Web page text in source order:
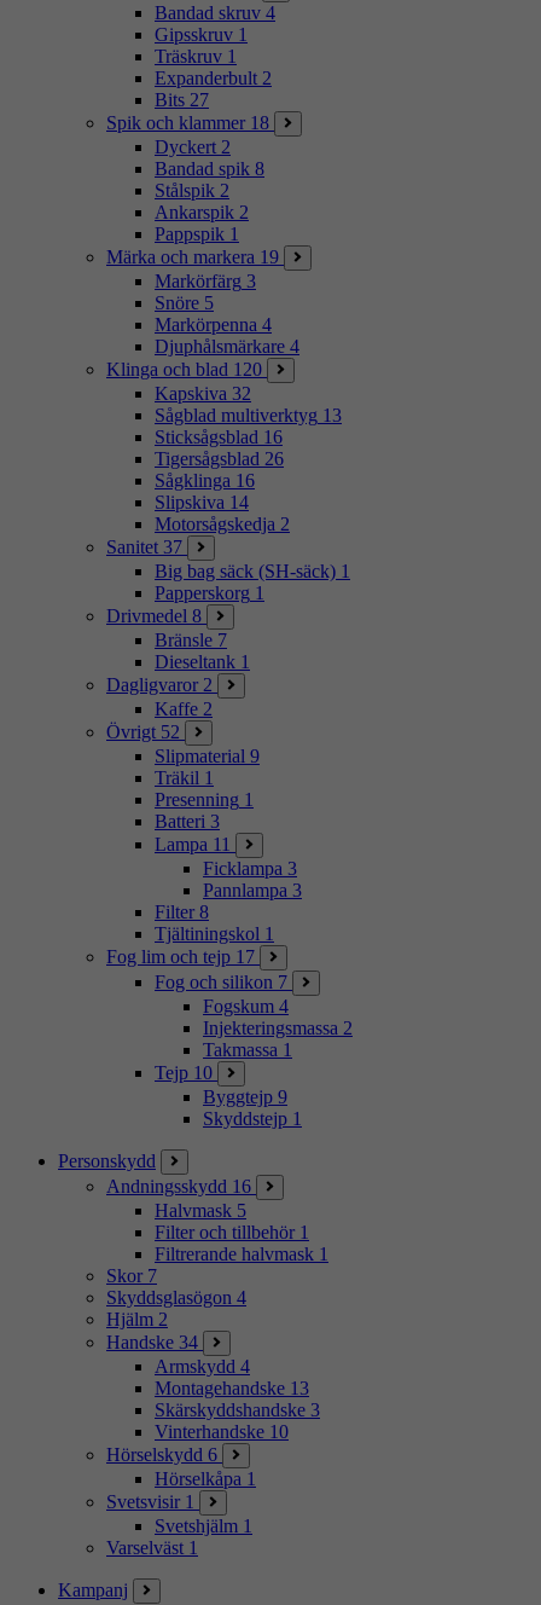
Bandad skruv 4
Gipsskruv 1
Träskruv 1
Expanderbult 2
Bits 27
Spik och klammer 18
Dyckert 2
Bandad spik 8
Stålspik 2
Ankarspik 2
Pappspik 1
Märka och markera 19
Markörfärg 3
Snöre 5
Markörpenna 4
Djuphålsmärkare 4
Klinga och blad 120
Kapskiva 32
Sågblad multiverktyg 13
Sticksågsblad 16
Tigersågsblad 26
Sågklinga 16
Slipskiva 14
Motorsågskedja 2
Sanitet 37
Big bag säck (SH-säck) 1
Papperskorg 1
Drivmedel 8
Bränsle 7
Dieseltank 1
Dagligvaror 2
Kaffe 2
Övrigt 52
Slipmaterial 9
Träkil 1
Presenning 1
Batteri 3
Lampa 11
Ficklampa 3
Pannlampa 3
Filter 8
Tjältiningskol 1
Fog lim och tejp 17
Fog och silikon 7
Fogskum 4
Injekteringsmassa 2
Takmassa 1
Tejp 10
Byggtejp 9
Skyddstejp 1
Personskydd
Andningsskydd 16
Halvmask 5
Filter och tillbehör 1
Filtrerande halvmask 1
Skor 7
Skyddsglasögon 4
Hjälm 2
Handske 34
Armskydd 4
Montagehandske 13
Skärskyddshandske 3
Vinterhandske 10
Hörselskydd 6
Hörselkåpa 1
Svetsvisir 1
Svetshjälm 1
Varselväst 1
Kampanj